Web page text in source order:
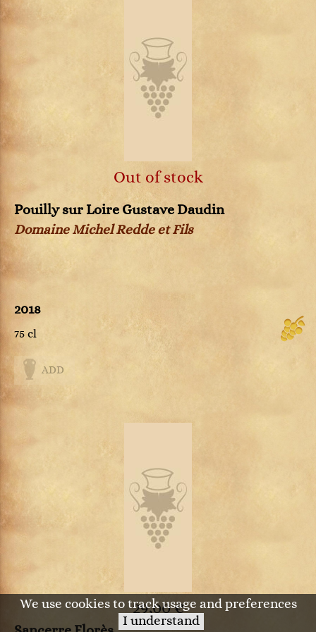
We use cookies to track usage and preferences
I understand
Out of stock
Pouilly sur Loire Gustave Daudin
Domaine Michel Redde et Fils
2018
75 cl
ADD
29,00 €